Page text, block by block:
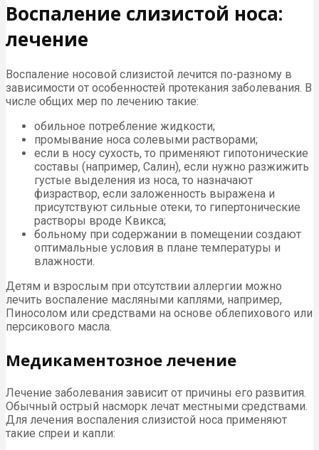
Воспаление слизистой носа:
лечение
Воспаление носовой слизистой лечится по-разному в
зависимости от особенностей протекания заболевания. В
числе общих мер по лечению такие:
обильное потребление жидкости;
промывание носа солевыми растворами;
если в носу сухость, то применяют гипотонические
составы (например, Салин), если нужно разжижить
густые выделения из носа, то назначают
физраствор, если заложенность выражена и
присутствуют сильные отеки, то гипертонические
растворы вроде Квикса;
больному при содержании в помещении создают
оптимальные условия в плане температуры и
влажности.
Детям и взрослым при отсутствии аллергии можно
лечить воспаление масляными каплями, например,
Пиносолом или средствами на основе облепихового или
персикового масла.
Медикаментозное лечение
Лечение заболевания зависит от причины его развития.
Обычный острый насморк лечат местными средствами.
Для лечения воспаления слизистой носа применяют
такие спреи и капли: